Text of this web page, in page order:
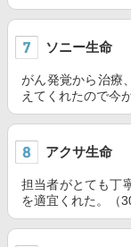
ソニー生命
がん発覚から治療
えてくれたので今
アクサ生命
担当者がとても丁
を適宜くれた。（